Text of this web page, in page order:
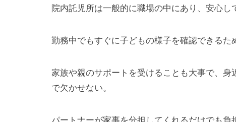
院内託児所は一般的に職場の中にあり、安心し
勤務中でもすぐに子どもの様子を確認できるた
家族や親のサポートを受けることも大事で、
で欠かせない。